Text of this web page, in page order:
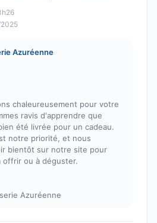
Azuréenne
chaleureusement pour votre
ravis d'apprendre que
été livrée pour un cadeau.
notre priorité, et nous
bientôt sur notre site pour
offrir ou à déguster.
Azuréenne